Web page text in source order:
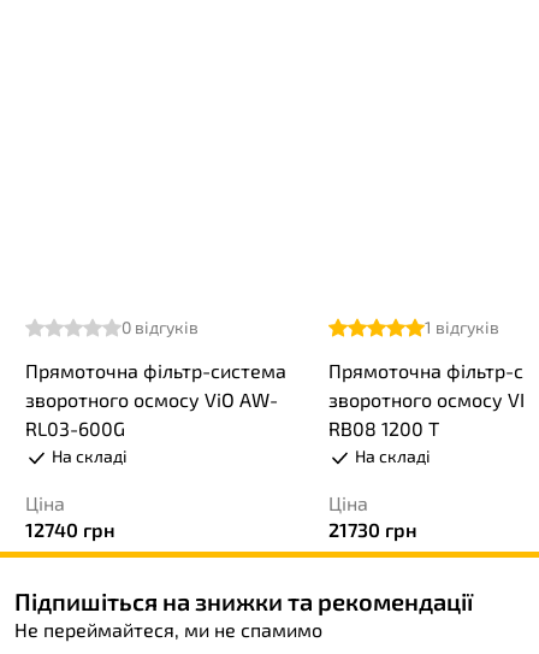
0 відгуків
Прямоточна фільтр-система
зворотного осмосу ViO AW-
RL03-600G
На складі
Ціна
12740 грн
1 відгуків
Прямоточна фільтр-
зворотного осмосу
RB08 1200 T
На складі
Ціна
21730 грн
Підпишіться на знижки та рекомендації
Не переймайтеся, ми не спамимо